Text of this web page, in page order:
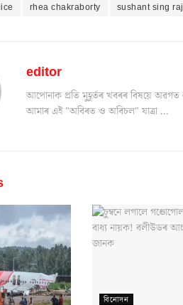
rhea chakraborty sushant sing
editor
আপোনাক প্ৰতি মুহূৰ্তৰ খবৰৰ বিষয়ে
আমাৰ এই "অবিৰত ও অবিচল" যাত্ৰা ...
বিনোদন